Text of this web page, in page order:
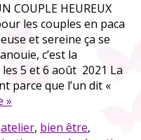
COUPLE HEUREUX
les couples en paca
et sereine ça se
c’est la
5 et 6 août 2021 La
parce que l’un dit «
»
atelier, bien être,